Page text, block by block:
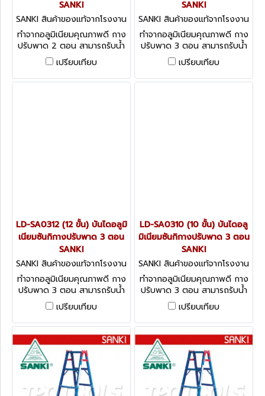
SANKI
SANKI สินค้าของแท้จากโรงงาน
ผู้ผลิต LLD-SA0210
ทำจากอลูมิเนียมคุณภาพดี กาง
ปรับพาด 2 ตอน สามารถรับน้ำ
หนักได้ 150 กก.
เปรียบเทียบ
SANKI
SANKI สินค้าของแท้จากโรงงาน
ผู้ผลิต LD-SA0314
ทำจากอลูมิเนียมคุณภาพดี กาง
ปรับพาด 3 ตอน สามารถรับน้ำ
หนักได้ 150 กก.
เปรียบเทียบ
LD-SA0312 (12 ขั้น) บันไดอลูมิ
เนียมซันกิกางปรับพาด 3 ตอน
SANKI
SANKI สินค้าของแท้จากโรงงาน
ผู้ผลิต LD-SA0312
ทำจากอลูมิเนียมคุณภาพดี กาง
ปรับพาด 3 ตอน สามารถรับน้ำ
หนักได้ 150 กก.
เปรียบเทียบ
LD-SA0310 (10 ขั้น) บันไดอลู
มิเนียมซันกิกางปรับพาด 3 ตอน
SANKI
SANKI สินค้าของแท้จากโรงงาน
ผู้ผลิต LD-SA0310
ทำจากอลูมิเนียมคุณภาพดี กาง
ปรับพาด 3 ตอน สามารถรับน้ำ
หนักได้ 150 กก.
เปรียบเทียบ